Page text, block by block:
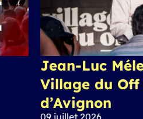
Jean-Luc
Village du
d’Avignon